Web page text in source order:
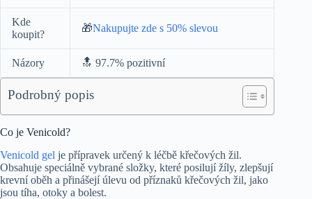
Kde
koupit?
🎁Nakupujte zde s 50% slevou
Názory 🔝 97.7% pozitivní
Podrobný popis
Co je Venicold?
Venicold gel je přípravek určený k léčbě křečových žil.
Obsahuje speciálně vybrané složky, které posilují žíly, zlepšují
krevní oběh a přinášejí úlevu od příznaků křečových žil, jako
jsou tíha, otoky a bolest.